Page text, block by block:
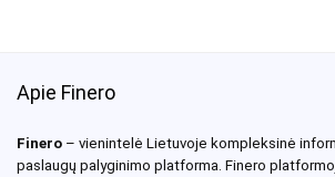
Apie Finero
Finero – vienintelė Lietuvoje kompleksinė
paslaugų palyginimo platforma. Finero